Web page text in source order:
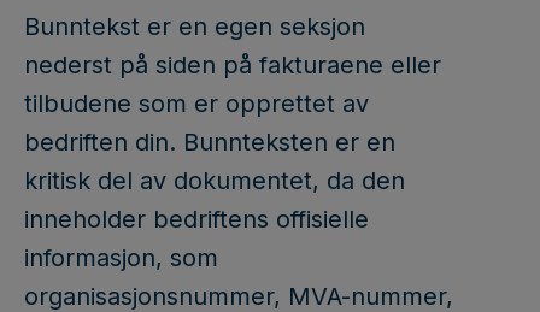
Bunntekst er en egen seksjon
nederst på siden på fakturaene eller
tilbudene som er opprettet av
bedriften din. Bunnteksten er en
kritisk del av dokumentet, da den
inneholder bedriftens offisielle
informasjon, som
organisasjonsnummer, MVA-nummer,